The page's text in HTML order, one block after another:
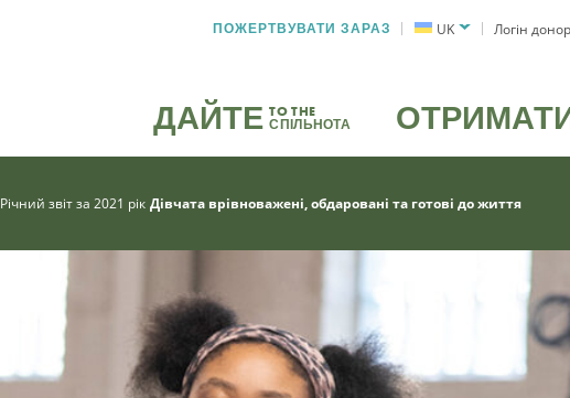
ПОЖЕРТВУВАТИ ЗАРАЗ UK Логін
ДАЙТЕ TO THE
СПІЛЬНОТА
Річний звіт за 2021 рік Дівчата врівноважені, обдаровані та готові до життя